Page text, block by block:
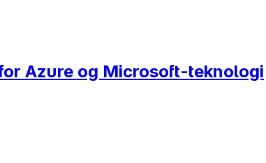
Azure og Microsoft-teknologi